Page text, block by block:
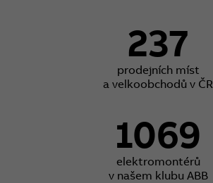
237
prodejních míst
a velkoobchodů v ČR
1069
elektromontérů
v našem klubu ABB